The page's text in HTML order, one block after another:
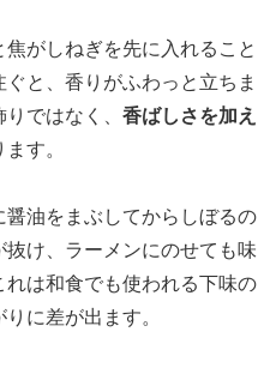
がしねぎを先に入れること
と、香りがふわっと立ちま
ではなく、 香ばしさを加え
す。
油をまぶしてからしぼるの
け、ラーメンにのせても味
は和食でも使われる下味の
に差が出ます。